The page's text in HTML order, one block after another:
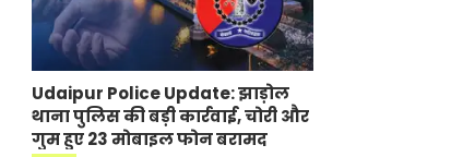
Udaipur Police Update: झाड़ोल
थाना पुलिस की बड़ी कार्रवाई, चोरी और
गुम हुए 23 मोबाइल फोन बरामद